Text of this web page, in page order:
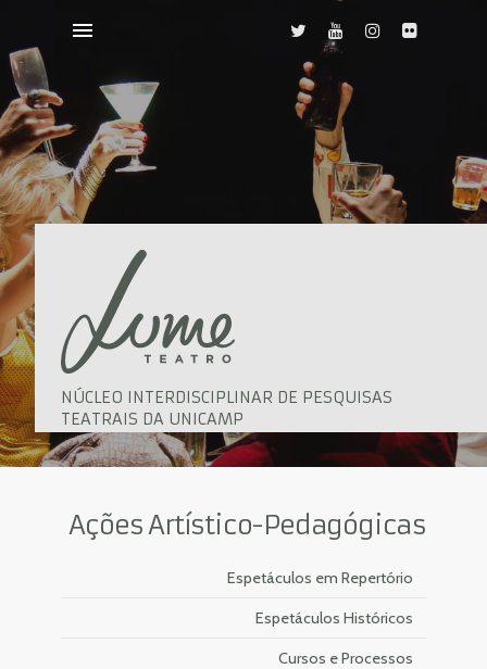
NÚCLEO INTERDISCIPLINAR DE PESQUISAS
TEATRAIS DA UNICAMP
Ações Artístico-Pedagógicas
Espetáculos em Repertório
Espetáculos Históricos
Cursos e Processos